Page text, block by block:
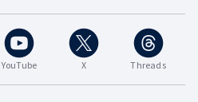
YouTube X Threads